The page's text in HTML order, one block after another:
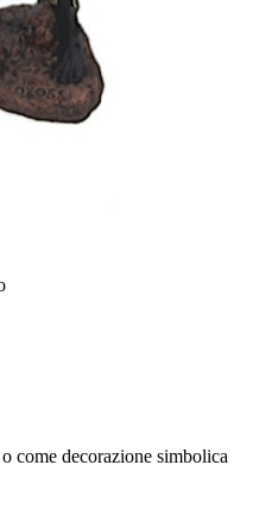
come decorazione simbolica